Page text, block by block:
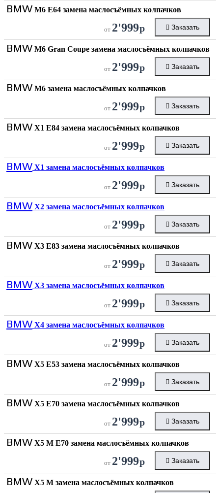
BMW M6 E64 замена маслосъёмных колпачков
от 2'999р Заказать
BMW M6 Gran Coupe замена маслосъёмных колпачков
от 2'999р Заказать
BMW M6 замена маслосъёмных колпачков
от 2'999р Заказать
BMW X1 E84 замена маслосъёмных колпачков
от 2'999р Заказать
BMW X1 замена маслосъёмных колпачков
от 2'999р Заказать
BMW X2 замена маслосъёмных колпачков
от 2'999р Заказать
BMW X3 E83 замена маслосъёмных колпачков
от 2'999р Заказать
BMW X3 замена маслосъёмных колпачков
от 2'999р Заказать
BMW X4 замена маслосъёмных колпачков
от 2'999р Заказать
BMW X5 E53 замена маслосъёмных колпачков
от 2'999р Заказать
BMW X5 E70 замена маслосъёмных колпачков
от 2'999р Заказать
BMW X5 M E70 замена маслосъёмных колпачков
от 2'999р Заказать
BMW X5 M замена маслосъёмных колпачков